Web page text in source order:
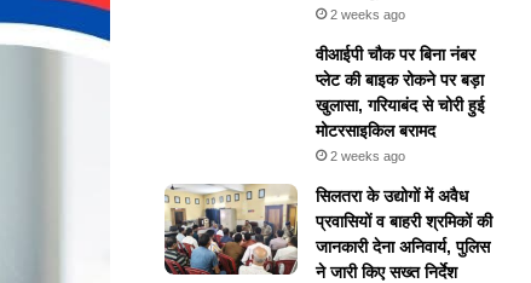
2 weeks ago
वीआईपी चौक पर बिना नंबर
प्लेट की बाइक रोकने पर बड़ा
खुलासा, गरियाबंद से चोरी हुई
मोटरसाइकिल बरामद
2 weeks ago
सिलतरा के उद्योगों में अवैध
प्रवासियों व बाहरी श्रमिकों की
जानकारी देना अनिवार्य, पुलिस
ने जारी किए सख्त निर्देश